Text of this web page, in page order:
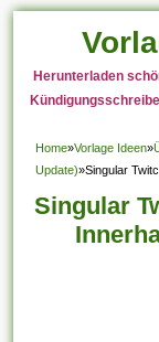
Herunterladen
Home»Vorlage Ideen»
Update)»Singular
Singular